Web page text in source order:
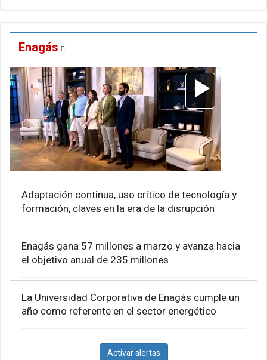
Enagás
Adaptación continua, uso crítico de tecnología y
formación, claves en la era de la disrupción
Enagás gana 57 millones a marzo y avanza hacia
el objetivo anual de 235 millones
La Universidad Corporativa de Enagás cumple un
año como referente en el sector energético
Activar alertas